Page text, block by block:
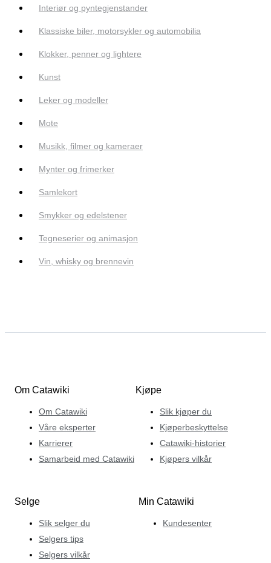
Interiør og pyntegjenstander
Klassiske biler, motorsykler og automobilia
Klokker, penner og lightere
Kunst
Leker og modeller
Mote
Musikk, filmer og kameraer
Mynter og frimerker
Samlekort
Smykker og edelstener
Tegneserier og animasjon
Vin, whisky og brennevin
Om Catawiki
Om Catawiki
Våre eksperter
Karrierer
Samarbeid med Catawiki
Kjøpe
Slik kjøper du
Kjøperbeskyttelse
Catawiki-historier
Kjøpers vilkår
Selge
Slik selger du
Selgers tips
Selgers vilkår
Min Catawiki
Kundesenter